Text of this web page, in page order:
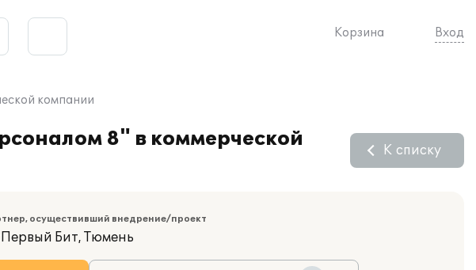
Корзина Вход
компании
8" в коммерческой
К списку
осуществивший внедрение/проект
Бит, Тюмень